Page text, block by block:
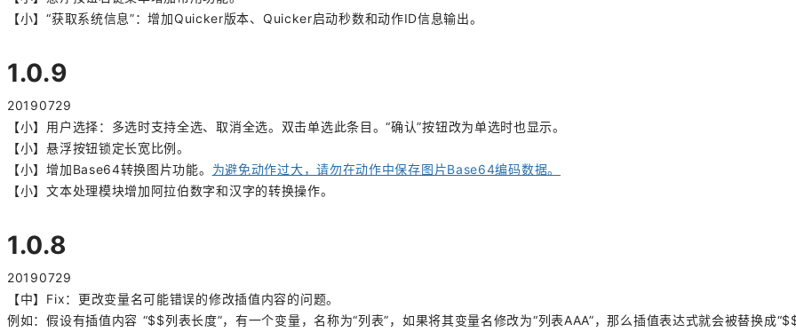
【小】“获取系统信息”：增加Quicker版本、Quicker启动秒数和动作ID信息输出。
1.0.9
20190729
【小】用户选择：多选时支持全选、取消全选。双击单选此条目。“确认”按钮改为单选时也显示。
【小】悬浮按钮锁定长宽比例。
【小】增加Base64转换图片功能。 为避免动作过大，请勿在动作中保存图片Base64编码数据。
【小】文本处理模块增加阿拉伯数字和汉字的转换操作。
1.0.8
20190729
【中】Fix：更改变量名可能错误的修改插值内容的问题。
例如：假设有插值内容 “$$列表长度”，有一个变量，名称为“列表”，如果将其变量名修改为“列表AAA”，那么插值表达式就会被替换成